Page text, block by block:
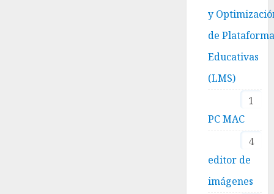
y
de
Educativas
(LMS)
1
PC MAC
4
editor de
imágenes